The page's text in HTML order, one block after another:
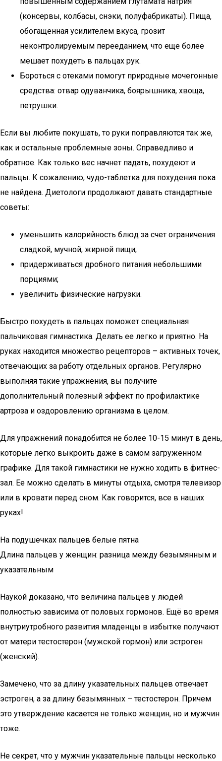
(консервы, колбасы, снэки, полуфабрикаты). Пища,
обогащенная усилителем вкуса, грозит
неконтролируемым перееданием, что еще более
мешает похудеть в пальцах рук.
Бороться с отеками помогут природные мочегонные
средства: отвар одуванчика, боярышника, хвоща,
петрушки.
Если вы любите покушать, то руки поправляются так же,
как и остальные проблемные зоны. Справедливо и
обратное. Как только вес начнет падать, похудеют и
пальцы. К сожалению, чудо-таблетка для похудения пока
не найдена. Диетологи продолжают давать стандартные
советы:
уменьшить калорийность блюд за счет ограничения
сладкой, мучной, жирной пищи;
придерживаться дробного питания небольшими
порциями;
увеличить физические нагрузки.
Быстро похудеть в пальцах поможет специальная
пальчиковая гимнастика. Делать ее легко и приятно. На
руках находится множество рецепторов – активных точек,
отвечающих за работу отдельных органов. Регулярно
выполняя такие упражнения, вы получите
дополнительный полезный эффект по профилактике
артроза и оздоровлению организма в целом.
Для упражнений понадобится не более 10-15 минут в день,
которые легко выкроить даже в самом загруженном
графике. Для такой гимнастики не нужно ходить в фитнес-
зал. Ее можно сделать в минуты отдыха, смотря телевизор
или в кровати перед сном. Как говорится, все в наших
руках!
На подушечках пальцев белые пятна
Длина пальцев у женщин: разница между безымянным и
указательным
Наукой доказано, что величина пальцев у людей
полностью зависима от половых гормонов. Ещё во время
внутриутробного развития младенцы в избытке получают
от матери тестостерон (мужской гормон) или эстроген
(женский).
Замечено, что за длину указательных пальцев отвечает
эстроген, а за длину безымянных – тестостерон. Причем
это утверждение касается не только женщин, но и мужчин
тоже.
Не секрет, что у мужчин указательные пальцы несколько